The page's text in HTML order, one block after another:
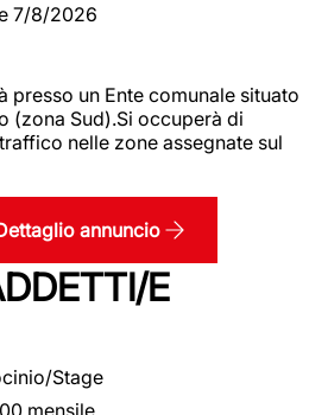
7/8/2026
presso un Ente comunale situato
(zona Sud).Si occuperà di
nelle zone assegnate sul
annuncio
E
Stage
mensile